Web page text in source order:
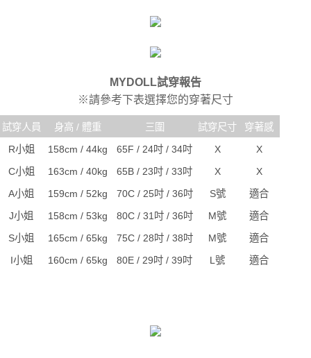
MYDOLL試穿報告
※請參考下表選擇您的穿著尺寸
試穿人員 身高 / 體重 三圍 試穿尺寸
穿著感
R小姐
158cm / 44kg 65F / 24吋 / 34吋 X
X
C小姐
163cm / 40kg 65B / 23吋 / 33吋 X
X
A小姐
159cm / 52kg 70C / 25吋 / 36吋 S號
適合
J小姐
158cm / 53kg 80C / 31吋 / 36吋 M號
適合
S小姐
165cm / 65kg 75C / 28吋 / 38吋 M號
適合
I小姐
160cm / 65kg 80E / 29吋 / 39吋 L號 適合